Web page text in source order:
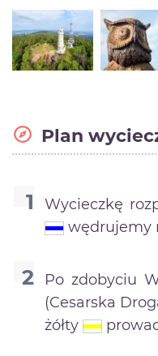
Plan
Wycieczkę
wędrujemy
Po zdobyciu
(Cesarska
żółty